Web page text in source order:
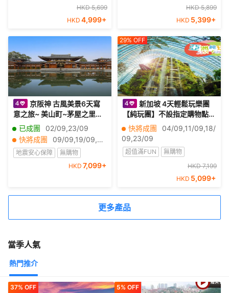
溪庭園、「世界文化遺產」
奈良東大寺、神鹿公園、一
無購物
紅葉秘境
HKD 5,699
HKD 4,999+
《國際品牌》南紀白濱Marri
無購物
HKD 5,899
HKD 5,399+
京阪神 古風美景6天寫
意之旅~ 美山町~茅屋之里、
「世界文化遺產」平等院、
嵐山風景區~渡月橋、紀三井
寺、和歌山電鐵貓站長車站~
乘特色觀光列車
已成團
02/09,23/09
快將成團
09/09,19/09,30/09
地震安心保障
無購物
HKD 7,099+
29% OFF
新加坡 4天輕鬆玩樂團
【純玩團】不設指定購物點
《一日自由活動、Gardens
by the Bay濱海灣花園~Flo
wer Dome & Cloud Fores
t、聖淘沙島、獅頭魚尾像》
快將成團
04/09,11/09,18/
09,23/09
超值滿FUN
無購物
HKD 7,199
HKD 5,099+
更多產品
當季人氣
熱門推介
37% OFF 5% OFF